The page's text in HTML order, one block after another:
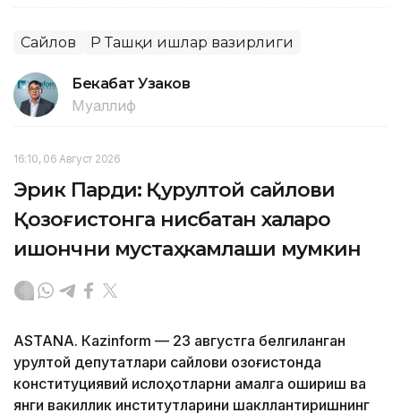
Сайлов ҚР Ташқи ишлар вазирлиги
Бекабат Узаков
Муаллиф
16:10, 06 Август 2026
Эрик Парди: Қурултой сайлови
Қозоғистонга нисбатан халқаро
ишончни мустаҳкамлаши мумкин
ASTANА. Кazinform — 23 августга белгиланган
Қурултой депутатлари сайлови Қозоғистонда
конституциявий ислоҳотларни амалга ошириш ва
янги вакиллик институтларини шакллантиришнинг